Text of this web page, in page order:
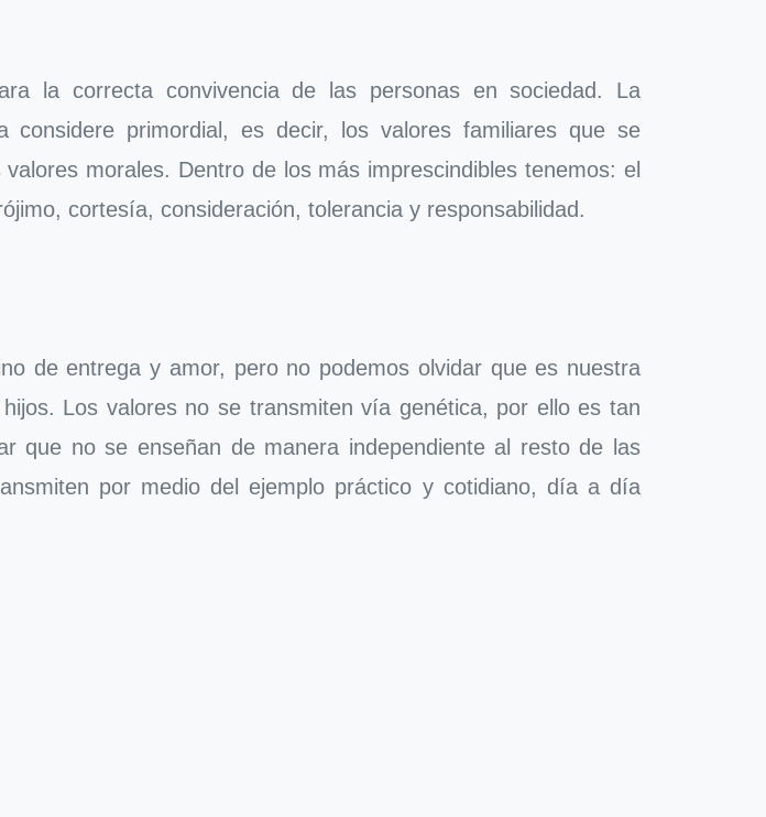
la correcta convivencia de las personas en sociedad. La
primordial, es decir, los valores familiares que se
morales. Dentro de los más imprescindibles tenemos: el
cortesía, consideración, tolerancia y responsabilidad.
de entrega y amor, pero no podemos olvidar que es nuestra
Los valores no se transmiten vía genética, por ello es tan
que no se enseñan de manera independiente al resto de las
por medio del ejemplo práctico y cotidiano, día a día